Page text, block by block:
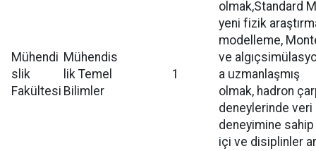
Mühendi
slik
Fakültesi
Mühendis
lik Temel
Bilimler
1
olmak,Standard
yeni fizik
modelleme,
ve
a uzmanlaşmış
olmak, hadron
deneylerinde veri
deneyimine
içi ve disiplinler